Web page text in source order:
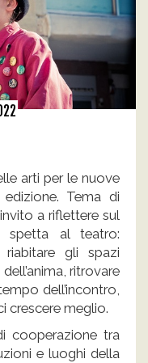
arti per le nuove
Tema di
a riflettere sul
spetta al teatro:
riabitare gli spazi
ritrovare
dell’incontro,
crescere meglio.
cooperazione tra
e luoghi della